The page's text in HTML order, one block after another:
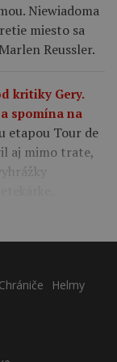
Niewiadoma
miesto sa
Reussler.
kritiky Gery.
spomína na
etapou Tour de
aj mimo trate,
Chrániče
Helmy